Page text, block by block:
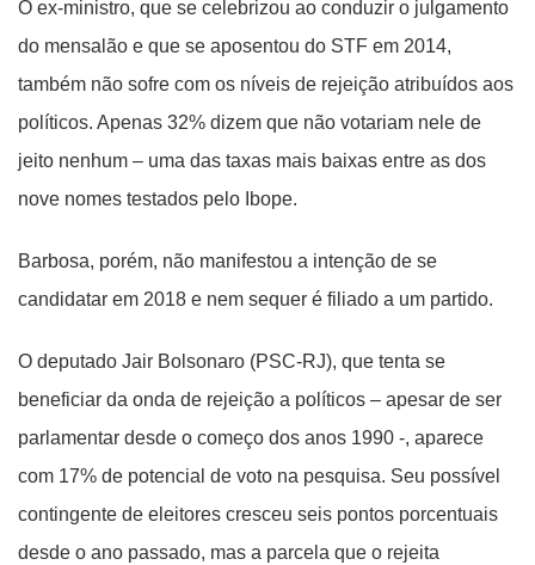
O ex-ministro, que se celebrizou ao conduzir o julgamento
do mensalão e que se aposentou do STF em 2014,
também não sofre com os níveis de rejeição atribuídos aos
políticos. Apenas 32% dizem que não votariam nele de
jeito nenhum – uma das taxas mais baixas entre as dos
nove nomes testados pelo Ibope.
Barbosa, porém, não manifestou a intenção de se
candidatar em 2018 e nem sequer é filiado a um partido.
O deputado Jair Bolsonaro (PSC-RJ), que tenta se
beneficiar da onda de rejeição a políticos – apesar de ser
parlamentar desde o começo dos anos 1990 -, aparece
com 17% de potencial de voto na pesquisa. Seu possível
contingente de eleitores cresceu seis pontos porcentuais
desde o ano passado, mas a parcela que o rejeita